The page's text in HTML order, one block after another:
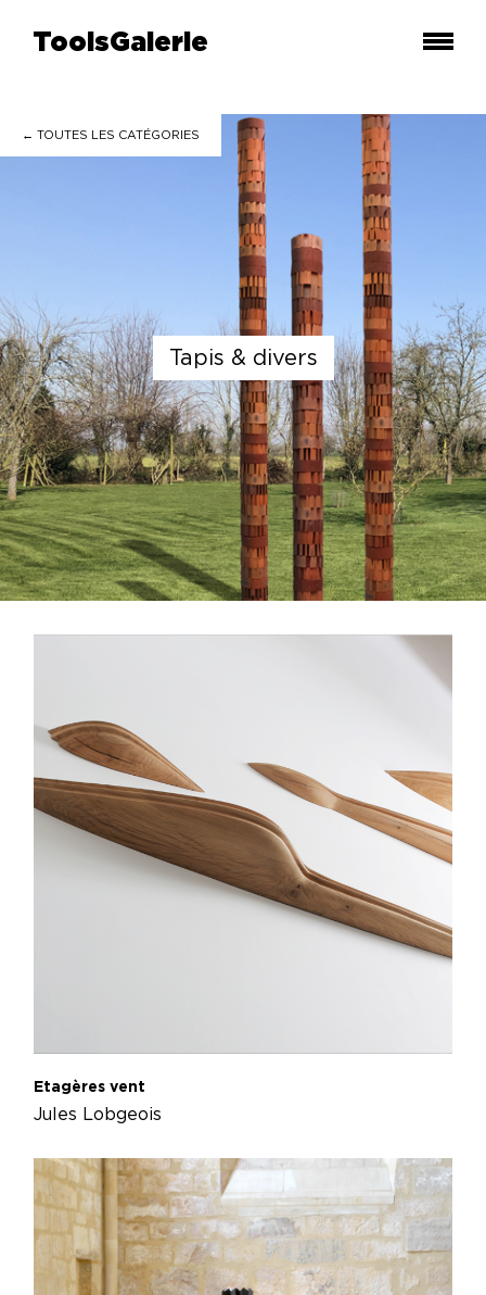
ToolsGalerie
tapis & divers
← TOUTES LES CATÉGORIES
Etagères vent
Jules Lobgeois